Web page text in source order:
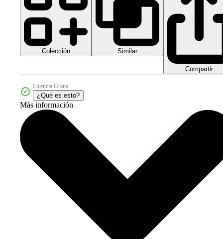
Colección Similar
Compartir
Licencia Gratis
¿Qué es esto?
Más información